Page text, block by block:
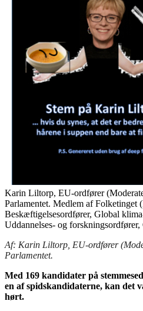
Karin Liltorp, EU-ordfører
Parlamentet. Medlem af Folketinget
Beskæftigelsesordfører, Global
Uddannelses- og
Af: Karin Liltorp, EU-ordfører
Parlamentet.
Med 169 kandidater på
en af spidskandidaterne, kan det
hørt.